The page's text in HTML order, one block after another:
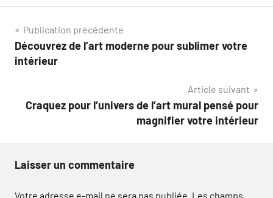
Navigation
de
Publication précédente
Découvrez de l’art moderne pour sublimer votre
intérieur
Article suivant
Craquez pour l’univers de l’art mural pensé pour
magnifier votre intérieur
Laisser un commentaire
Votre adresse e-mail ne sera pas publiée. Les champs